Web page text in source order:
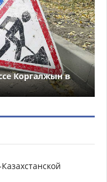
Коргалжын в